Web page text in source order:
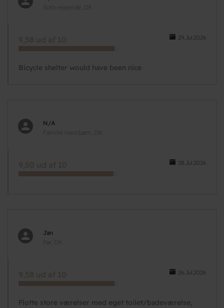
Solo-rejsende, DE
29.Jul.2026
9,58 ud af 10
Bicycle shelter would have been nice
N/A
Familie med børn, DK
28.Jul.2026
9,50 ud af 10
Jan
Par, DK
26.Jul.2026
9,58 ud af 10
Flotte store værelser med eget toilet/badeværelse,